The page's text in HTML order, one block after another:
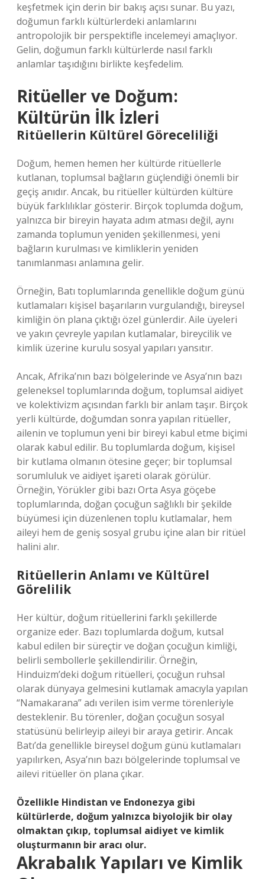
keşfetmek için derin bir bakış açısı sunar. Bu yazı,
doğumun farklı kültürlerdeki anlamlarını
antropolojik bir perspektifle incelemeyi amaçlıyor.
Gelin, doğumun farklı kültürlerde nasıl farklı
anlamlar taşıdığını birlikte keşfedelim.
Ritüeller ve Doğum:
Kültürün İlk İzleri
Ritüellerin Kültürel Göreceliliği
Doğum, hemen hemen her kültürde ritüellerle
kutlanan, toplumsal bağların güçlendiği önemli bir
geçiş anıdır. Ancak, bu ritüeller kültürden kültüre
büyük farklılıklar gösterir. Birçok toplumda doğum,
yalnızca bir bireyin hayata adım atması değil, aynı
zamanda toplumun yeniden şekillenmesi, yeni
bağların kurulması ve kimliklerin yeniden
tanımlanması anlamına gelir.
Örneğin, Batı toplumlarında genellikle doğum günü
kutlamaları kişisel başarıların vurgulandığı, bireysel
kimliğin ön plana çıktığı özel günlerdir. Aile üyeleri
ve yakın çevreyle yapılan kutlamalar, bireycilik ve
kimlik üzerine kurulu sosyal yapıları yansıtır.
Ancak, Afrika’nın bazı bölgelerinde ve Asya’nın bazı
geleneksel toplumlarında doğum, toplumsal aidiyet
ve kolektivizm açısından farklı bir anlam taşır. Birçok
yerli kültürde, doğumdan sonra yapılan ritüeller,
ailenin ve toplumun yeni bir bireyi kabul etme biçimi
olarak kabul edilir. Bu toplumlarda doğum, kişisel
bir kutlama olmanın ötesine geçer; bir toplumsal
sorumluluk ve aidiyet işareti olarak görülür.
Örneğin, Yörükler gibi bazı Orta Asya göçebe
toplumlarında, doğan çocuğun sağlıklı bir şekilde
büyümesi için düzenlenen toplu kutlamalar, hem
aileyi hem de geniş sosyal grubu içine alan bir ritüel
halini alır.
Ritüellerin Anlamı ve Kültürel
Görelilik
Her kültür, doğum ritüellerini farklı şekillerde
organize eder. Bazı toplumlarda doğum, kutsal
kabul edilen bir süreçtir ve doğan çocuğun kimliği,
belirli sembollerle şekillendirilir. Örneğin,
Hinduizm’deki doğum ritüelleri, çocuğun ruhsal
olarak dünyaya gelmesini kutlamak amacıyla yapılan
“Namakarana” adı verilen isim verme törenleriyle
desteklenir. Bu törenler, doğan çocuğun sosyal
statüsünü belirleyip aileyi bir araya getirir. Ancak
Batı’da genellikle bireysel doğum günü kutlamaları
yapılırken, Asya’nın bazı bölgelerinde toplumsal ve
ailevi ritüeller ön plana çıkar.
Özellikle Hindistan ve Endonezya gibi
kültürlerde, doğum yalnızca biyolojik bir olay
olmaktan çıkıp, toplumsal aidiyet ve kimlik
oluşturmanın bir aracı olur.
Akrabalık Yapıları ve Kimlik